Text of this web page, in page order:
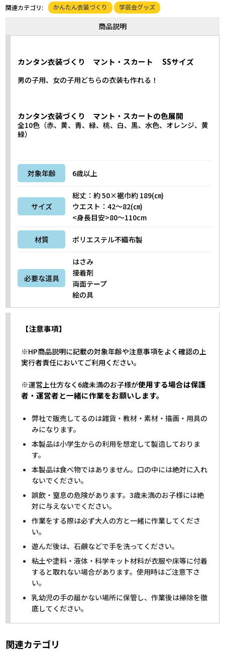
関連カテゴリ: かんたん衣装づくり 学芸会グッズ
商品説明
カンタン衣装づくり マント・スカート SSサイズ
男の子用、女の子用どちらの衣装も作れる！
カンタン衣装づくり マント・スカートの色展開
全10色（赤、黄、青、緑、桃、白、黒、水色、オレンジ、黄
緑）
対象年齢 6歳以上
サイズ
総丈：約 50×裾巾約 189(㎝)
ウエスト：42～82(㎝)
<身長目安>80～110cm
材質 ポリエステル不織布製
必要な道具
はさみ
接着剤
両面テープ
絵の具
【注意事項】
※HP商品説明に記載の対象年齢や注意事項をよく確認の上
実行者責任においてご利用ください。
※運営上仕方なく6歳未満のお子様が使用する場合は保護
者・運営者と一緒に作業をお願いします。
弊社で販売してるのは雑貨・教材・素材・描画・用具の
みになります。
本製品は小学生からの利用を想定して製造しておりま
す。
本製品は食べ物ではありません。口の中には絶対に入れ
ないでください。
誤飲・窒息の危険があります。3歳未満のお子様には絶
対に与えないでください。
作業をする際は必ず大人の方と一緒に作業してくださ
い。
遊んだ後は、石鹸などで手を洗ってください。
粘土や塗料・液体・科学キット材料が衣服や床等に付着
すると取れない場合があります。使用時はご注意下さ
い。
乳幼児の手の届かない場所に保管し、作業後は掃除を徹
底してください。
関連カテゴリ